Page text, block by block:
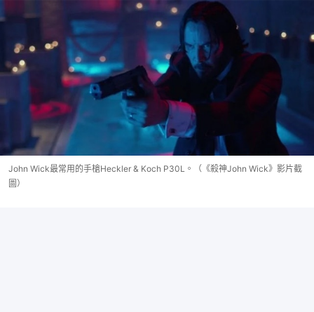
John Wick最常用的手槍Heckler & Koch P30L。（《殺神John Wick》影片截
圖）